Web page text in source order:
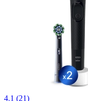
4.1 (21)